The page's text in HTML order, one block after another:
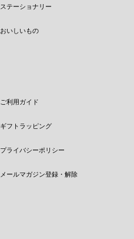
ステーショナリー
おいしいもの
ご利用ガイド
ギフトラッピング
プライバシーポリシー
メールマガジン登録・解除